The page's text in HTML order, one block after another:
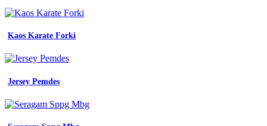
Kaos Karate Forki
Jersey Pemdes